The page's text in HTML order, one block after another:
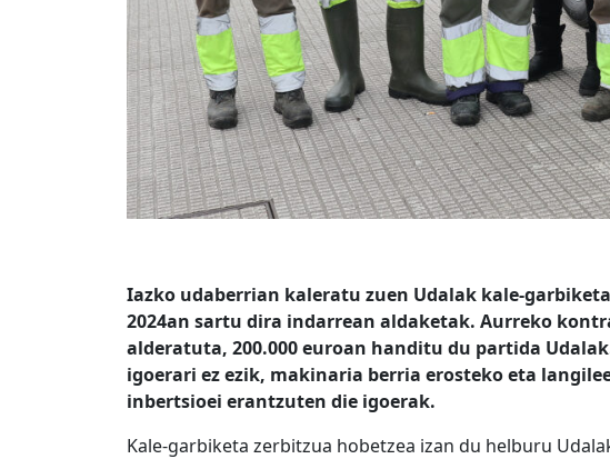
Iazko udaberrian kaleratu zuen Udalak kale-
2024an sartu dira indarrean aldaketak. Aurreko
alderatuta, 200.000 euroan handitu du partida
igoerari ez ezik, makinaria berria erosteko eta
inbertsioei erantzuten die igoerak.
Kale-garbiketa zerbitzua hobetzea izan du helburu